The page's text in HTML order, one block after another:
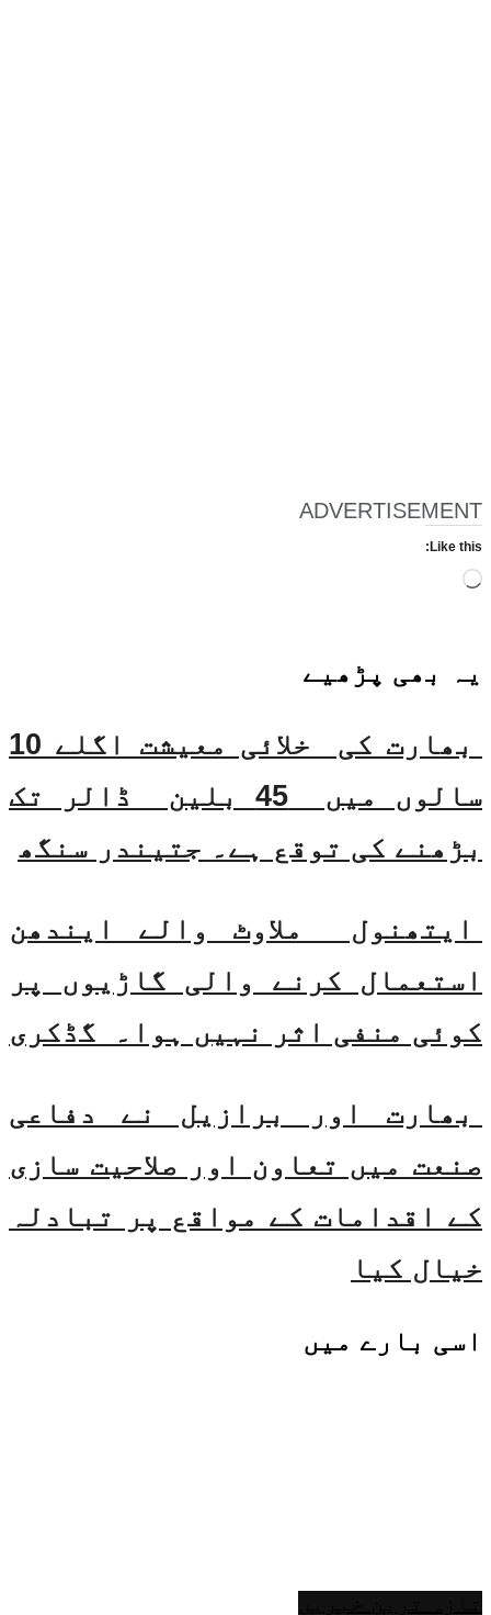
ADVERTISEMENT
Like this:
Loading…
یہ بھی پڑھیے
بھارت کی خلائی معیشت اگلے 10
سالوں میں 45 بلین ڈالر تک
بڑھنے کی توقع ہے۔ جتیندر سنگھ
ایتھنول ملاوٹ والے ایندھن
استعمال کرنے والی گاڑیوں پر
کوئی منفی اثر نہیں ہوا۔ گڈکری
بھارت اور برازیل نے دفاعی
صنعت میں تعاون اور صلاحیت سازی
کے اقدامات کے مواقع پر تبادلہ
خیال کیا
اسی بارے میں